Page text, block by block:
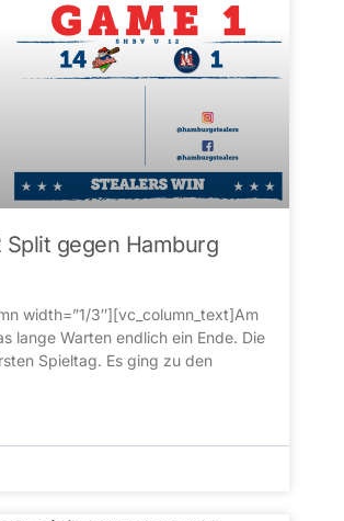
Split gegen Hamburg
width=”1/3″][vc_column_text]Am
lange Warten endlich ein Ende. Die
Spieltag. Es ging zu den